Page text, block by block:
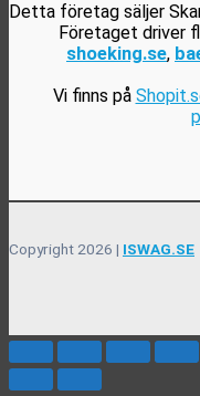
Detta företag säljer
Företaget driver
shoeking.se,
Vi finns på
Copyright 2026 | ISWAG.SE